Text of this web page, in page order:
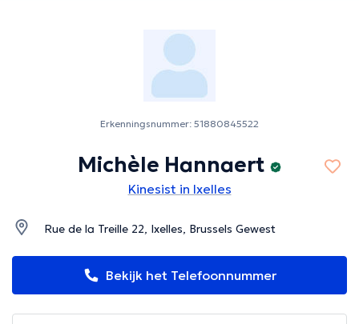
Erkenningsnummer: 51880845522
Michèle Hannaert
Kinesist in Ixelles
Rue de la Treille 22, Ixelles, Brussels Gewest
Bekijk het Telefoonnummer